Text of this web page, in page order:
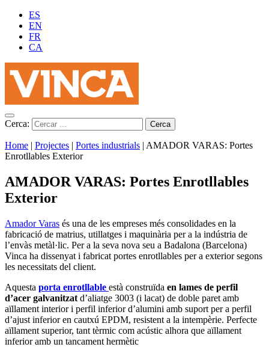
ES
EN
FR
CA
Cerca:
Home | Projectes | Portes industrials | AMADOR VARAS: Portes
Enrotllables Exterior
AMADOR VARAS: Portes Enrotllables
Exterior
Amador Varas és una de les empreses més consolidades en la
fabricació de matrius, utillatges i maquinària per a la indústria de
l’envàs metàl·lic. Per a la seva nova seu a Badalona (Barcelona)
Vinca ha dissenyat i fabricat portes enrotllables per a exterior segons
les necessitats del client.
Aquesta porta enrotllable està construïda en lames de perfil
d’acer galvanitzat d’aliatge 3003 (i lacat) de doble paret amb
aïllament interior i perfil inferior d’alumini amb suport per a perfil
d’ajust inferior en cautxú EPDM, resistent a la intempèrie. Perfecte
aïllament superior, tant tèrmic com acústic alhora que aïllament
inferior amb un tancament hermètic